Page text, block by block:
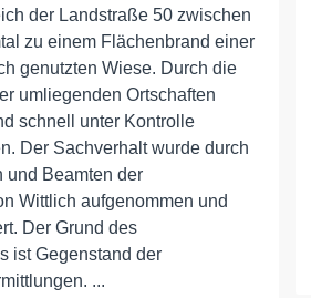
der Landstraße 50 zwischen
zu einem Flächenbrand einer
genutzten Wiese. Durch die
umliegenden Ortschaften
schnell unter Kontrolle
Der Sachverhalt wurde durch
und Beamten der
Wittlich aufgenommen und
Der Grund des
ist Gegenstand der
...